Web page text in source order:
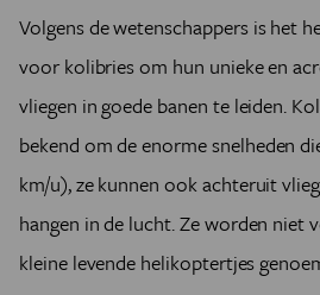
Volgens de wetenschappers is het
voor kolibries om hun unieke en
vliegen in goede banen te leiden.
bekend om de enorme snelheden
km/u), ze kunnen ook achteruit
hangen in de lucht. Ze worden niet
kleine levende helikoptertjes